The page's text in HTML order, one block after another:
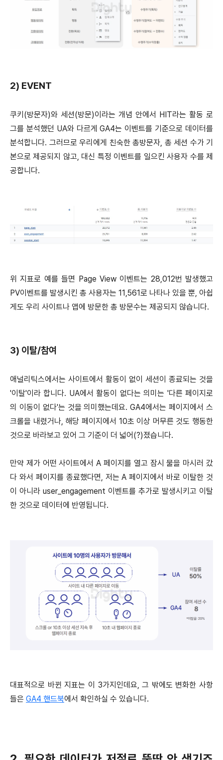
2) EVENT
쿠키(방문자)와 세션(방문)이라는 개념 안에서 HIT라는 활동 로
그를 분석했던 UA와 다르게 GA4는 이벤트를 기준으로 데이터를
분석합니다. 그러므로 우리에게 친숙한 총방문자, 총 세션 수가 기
본으로 제공되지 않고, 대신 특정 이벤트를 일으킨 사용자 수를 제
공합니다.
위 지표로 예를 들면 Page View 이벤트는 28,012번 발생했고
PV이벤트를 발생시킨 총 사용자는 11,561로 나타나 있을 뿐, 아쉽
게도 우리 사이트나 앱에 방문한 총 방문수는 제공되지 않습니다.
3) 이탈/참여
애널리틱스에서는 사이트에서 활동이 없이 세션이 종료되는 것을
'이탈'이라 합니다. UA에서 활동이 없다는 의미는 '다른 페이지로
의 이동이 없다'는 것을 의미했는데요. GA4에서는 페이지에서 스
크롤을 내렸거나, 해당 페이지에서 10초 이상 머무른 것도 행동한
것으로 바라보고 있어 그 기준이 더 넓어(?)졌습니다.
만약 제가 어떤 사이트에서 A 페이지를 열고 잠시 물을 마시러 갔
다 와서 페이지를 종료했다면, 저는 A 페이지에서 바로 이탈한 것
이 아니라 user_engagement 이벤트를 추가로 발생시키고 이탈
한 것으로 데이터에 반영됩니다.
대표적으로 바뀐 지표는 이 3가지인데요, 그 밖에도 변화한 사항
들은 GA4 핸드북에서 확인하실 수 있습니다.